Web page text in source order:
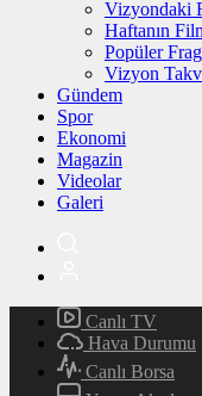
Vizyondaki
Haftanın
Popüler
Vizyon
Gündem
Spor
Ekonomi
Magazin
Videolar
Galeri
Canlı TV
Hava Durumu
Canlı Borsa